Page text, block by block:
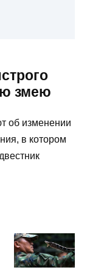
змею
об изменении
в котором